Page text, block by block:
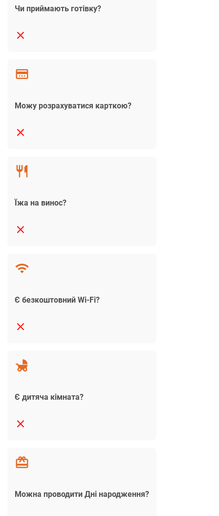
Чи приймають готівку?
Можу розрахуватися карткою?
Їжа на винос?
Є безкоштовний Wi-Fi?
Є дитяча кімната?
Можна проводити Дні народження?